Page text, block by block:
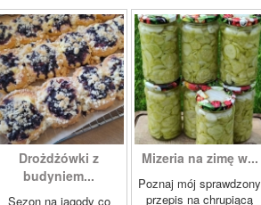
Drożdżówki z
budyniem...
Sezon na jagody co
Mizeria na zimę w...
Poznaj mój sprawdzony
przepis na chrupiącą